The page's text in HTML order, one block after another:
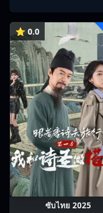
⭐ 0.0
ซับไทย 2025